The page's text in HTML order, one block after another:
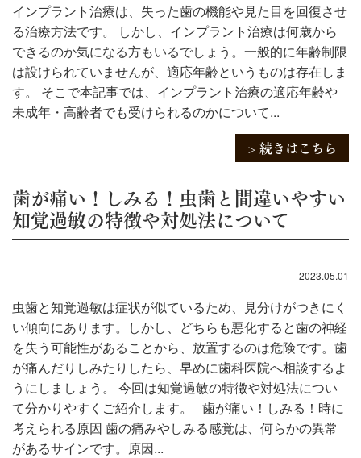
インプラント治療は、失った歯の機能や見た目を回復させ
る治療方法です。 しかし、インプラント治療は何歳から
できるのか気になる方もいるでしょう。一般的に年齢制限
は設けられていませんが、適応年齢というものは存在しま
す。 そこで本記事では、インプラント治療の適応年齢や
未成年・高齢者でも受けられるのかについて...
> 続きはこちら
歯が痛い！しみる！虫歯と間違いやすい
知覚過敏の特徴や対処法について
2023.05.01
虫歯と知覚過敏は症状が似ているため、見分けがつきにく
い傾向にあります。しかし、どちらも悪化すると歯の神経
を失う可能性があることから、放置するのは危険です。歯
が痛んだりしみたりしたら、早めに歯科医院へ相談するよ
うにしましょう。 今回は知覚過敏の特徴や対処法につい
て分かりやすくご紹介します。 歯が痛い！しみる！時に
考えられる原因 歯の痛みやしみる感覚は、何らかの異常
があるサインです。原因...